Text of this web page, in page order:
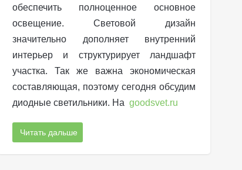
обеспечить полноценное основное
освещение. Световой дизайн
значительно дополняет внутренний
интерьер и структурирует ландшафт
участка. Так же важна экономическая
составляющая, поэтому сегодня обсудим
диодные светильники. На goodsvet.ru
Читать дальше